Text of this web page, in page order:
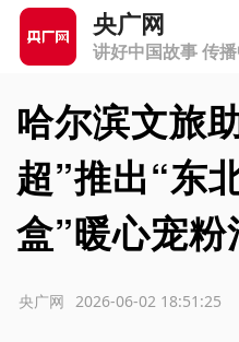
央广网
讲好中国故事 传
哈尔滨文旅
超”推出“东
盒”暖心宠粉
2026-06-02 18:51:25
央广网